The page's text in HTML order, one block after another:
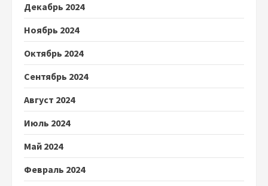
Декабрь 2024
Ноябрь 2024
Октябрь 2024
Сентябрь 2024
Август 2024
Июль 2024
Май 2024
Февраль 2024